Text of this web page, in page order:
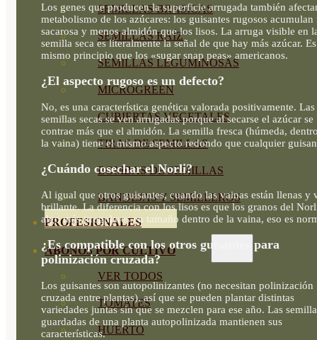
SEMILLAS BRASICAS
SEMILLAS RAÍZ
SEMILLAS LEGUMINOSAS
MICROGREEN
CUBIERTAS VEGETALES
TIRAS DE SEMILLAS
BOMBAS DE SEMILLAS
BANDEJAS Y SEMILLEROS
PROFESIONALES
ABONOS POR CULTIVO
VER TODOS
TOMATES
HUERTO
Los genes que producen la superficie arrugada también
metabolismo de los azúcares: los guisantes rugosos acumulan
sacarosa y menos almidón que los lisos. La arruga visible en
semilla seca es literalmente la señal de que hay más azúcar.
mismo principio que los «sugar snap peas» americanos.
¿El aspecto rugoso es un defecto?
No, es una característica genética valorada positivamente. Las
semillas secas se ven arrugadas porque al secarse el azúcar se
contrae más que el almidón. La semilla fresca (húmeda,
la vaina) tiene el mismo aspecto redondo que cualquier
¿Cuándo cosechar el Norli?
Al igual que otros guisantes, cuando las vainas están llenas y
brillante. La diferencia con los lisos es que los granos del
algo más irregulares en tamaño dentro de la vaina, eso es
¿Es compatible con los otros guisantes para
polinización cruzada?
Los guisantes son autopolinizantes (no necesitan polinización
cruzada entre plantas), así que se pueden plantar distintas
variedades juntas sin que se mezclen para ese año. Las
guardadas de una planta autopolinizada mantienen sus
características.